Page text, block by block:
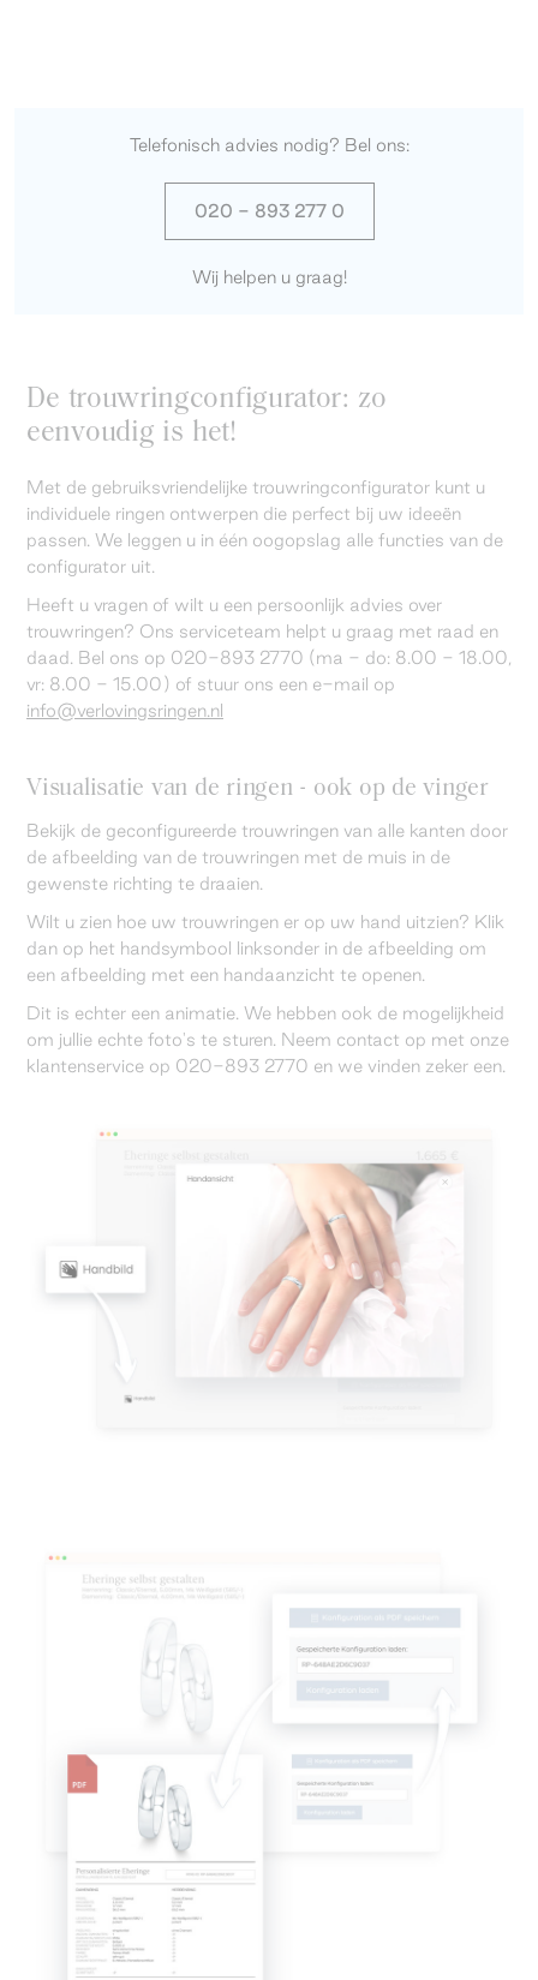
Telefonisch advies nodig? Bel ons:
020 - 893 277 0
Wij helpen u graag!
De trouwringconfigurator: zo
eenvoudig is het!
Met de gebruiksvriendelijke trouwringconfigurator kunt u
individuele ringen ontwerpen die perfect bij uw ideeën
passen. We leggen u in één oogopslag alle functies van de
configurator uit.
Heeft u vragen of wilt u een persoonlijk advies over
trouwringen? Ons serviceteam helpt u graag met raad en
daad. Bel ons op 020-893 2770 (ma - do: 8.00 - 18.00,
vr: 8.00 - 15.00) of stuur ons een e-mail op
info@verlovingsringen.nl
Visualisatie van de ringen - ook op de vinger
Bekijk de geconfigureerde trouwringen van alle kanten door
de afbeelding van de trouwringen met de muis in de
gewenste richting te draaien.
Wilt u zien hoe uw trouwringen er op uw hand uitzien? Klik
dan op het handsymbool linksonder in de afbeelding om
een afbeelding met een handaanzicht te openen.
Dit is echter een animatie. We hebben ook de mogelijkheid
om jullie echte foto's te sturen. Neem contact op met onze
klantenservice op 020-893 2770 en we vinden zeker een.